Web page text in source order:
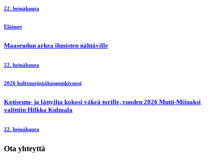
22. heinäkuuta
Eläimet
Maaseudun arkea ihmisten nähtäville
22. heinäkuuta
2026 kulttuuripääkaupunkivuosi
Kotiseutu- ja lättyilta kokosi väkeä torille, vuoden 2026 Mutti-Miinaksi
valittiin Hilkka Kulmala
22. heinäkuuta
Ota yhteyttä